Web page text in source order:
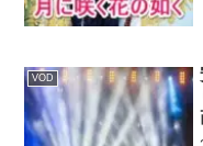
VOD